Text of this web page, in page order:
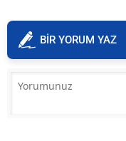
BİR YORUM YAZ